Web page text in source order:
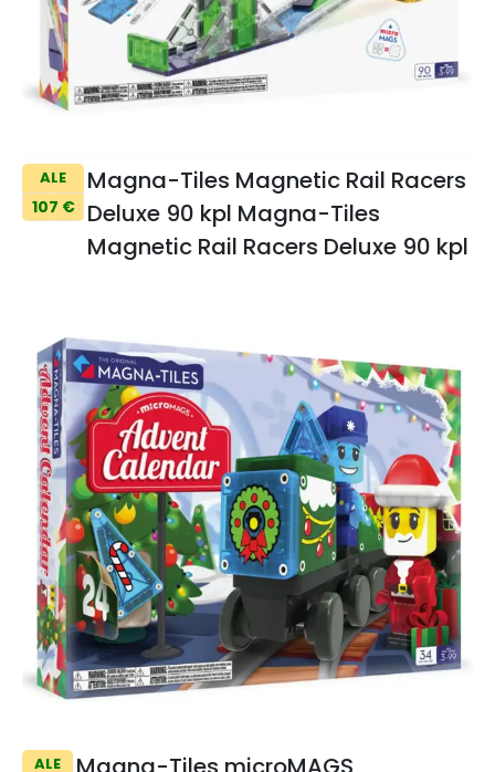
ALE
107 €
Magna-Tiles Magnetic Rail Racers
Deluxe 90 kpl Magna-Tiles
Magnetic Rail Racers Deluxe 90 kpl
ALE